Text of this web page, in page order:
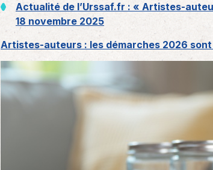
Actualité de l’Urssaf.fr : « Artistes-
18 novembre 2025
Artistes-auteurs : les démarches 2026